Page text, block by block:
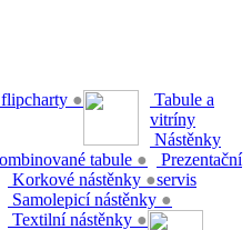
●
Tabule a
vitríny
tabule ●
Nástěnky
Korkové nástěnky ●
Samolepicí nástěnky ●
Textilní nástěnky ●
Prezentační
servis